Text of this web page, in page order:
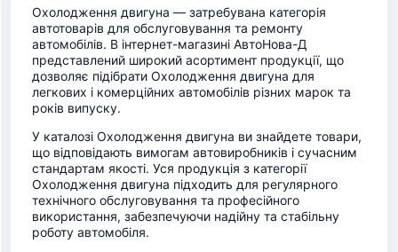
Охолодження двигуна — затребувана категорія
автотоварів для обслуговування та ремонту
автомобілів. В інтернет-магазині АвтоНова-Д
представлений широкий асортимент продукції, що
дозволяє підібрати Охолодження двигуна для
легкових і комерційних автомобілів різних марок та
років випуску.
У каталозі Охолодження двигуна ви знайдете товари,
що відповідають вимогам автовиробників і сучасним
стандартам якості. Уся продукція з категорії
Охолодження двигуна підходить для регулярного
технічного обслуговування та професійного
використання, забезпечуючи надійну та стабільну
роботу автомобіля.